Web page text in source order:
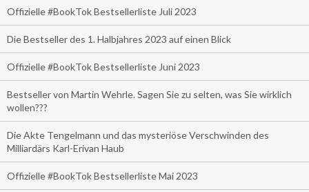
Offizielle #BookTok Bestsellerliste Juli 2023
Die Bestseller des 1. Halbjahres 2023 auf einen Blick
Offizielle #BookTok Bestsellerliste Juni 2023
Bestseller von Martin Wehrle. Sagen Sie zu selten, was Sie wirklich
wollen???
Die Akte Tengelmann und das mysteriöse Verschwinden des
Milliardärs Karl-Erivan Haub
Offizielle #BookTok Bestsellerliste Mai 2023